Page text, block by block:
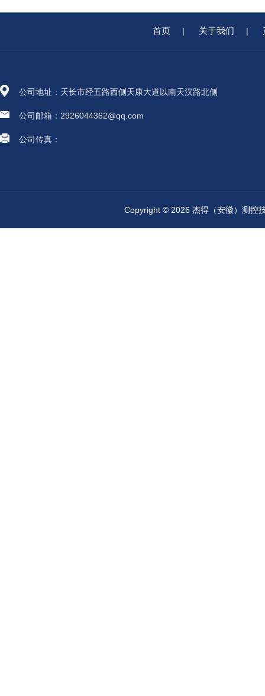
首页 | 关于我们 |
公司地址：天长市经五路西侧天康大道以南天汉路北侧
公司邮箱：2926044362@qq.com
公司传真：
Copyright © 2026 杰得（安徽）测